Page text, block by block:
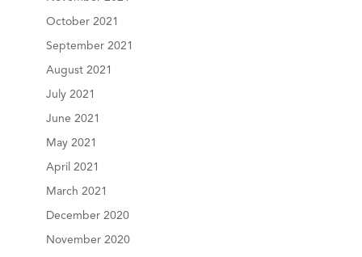
October 2021
September 2021
August 2021
July 2021
June 2021
May 2021
April 2021
March 2021
December 2020
November 2020